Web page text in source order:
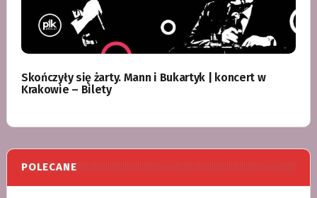
Skończyły się żarty. Mann i Bukartyk | koncert w
Krakowie – Bilety
POLECANE